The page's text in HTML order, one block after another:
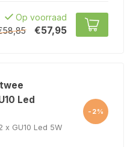
Op voorraad
€57,95
Led
x GU10 Led 5W
-2%